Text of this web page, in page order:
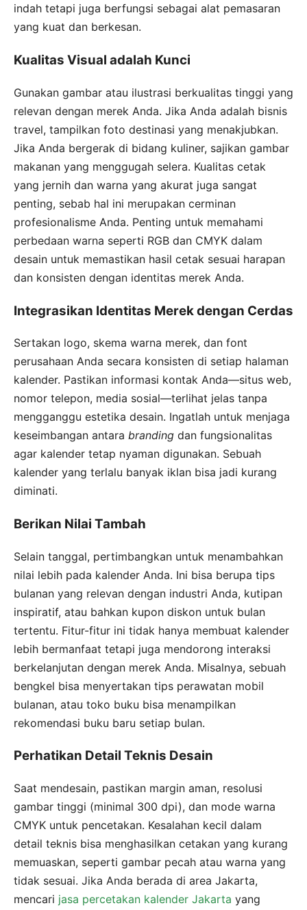
indah tetapi juga berfungsi sebagai alat pemasaran
yang kuat dan berkesan.
Kualitas Visual adalah Kunci
Gunakan gambar atau ilustrasi berkualitas tinggi yang
relevan dengan merek Anda. Jika Anda adalah bisnis
travel, tampilkan foto destinasi yang menakjubkan.
Jika Anda bergerak di bidang kuliner, sajikan gambar
makanan yang menggugah selera. Kualitas cetak
yang jernih dan warna yang akurat juga sangat
penting, sebab hal ini merupakan cerminan
profesionalisme Anda. Penting untuk memahami
perbedaan warna seperti RGB dan CMYK dalam
desain untuk memastikan hasil cetak sesuai harapan
dan konsisten dengan identitas merek Anda.
Integrasikan Identitas Merek dengan Cerdas
Sertakan logo, skema warna merek, dan font
perusahaan Anda secara konsisten di setiap halaman
kalender. Pastikan informasi kontak Anda—situs web,
nomor telepon, media sosial—terlihat jelas tanpa
mengganggu estetika desain. Ingatlah untuk menjaga
keseimbangan antara branding dan fungsionalitas
agar kalender tetap nyaman digunakan. Sebuah
kalender yang terlalu banyak iklan bisa jadi kurang
diminati.
Berikan Nilai Tambah
Selain tanggal, pertimbangkan untuk menambahkan
nilai lebih pada kalender Anda. Ini bisa berupa tips
bulanan yang relevan dengan industri Anda, kutipan
inspiratif, atau bahkan kupon diskon untuk bulan
tertentu. Fitur-fitur ini tidak hanya membuat kalender
lebih bermanfaat tetapi juga mendorong interaksi
berkelanjutan dengan merek Anda. Misalnya, sebuah
bengkel bisa menyertakan tips perawatan mobil
bulanan, atau toko buku bisa menampilkan
rekomendasi buku baru setiap bulan.
Perhatikan Detail Teknis Desain
Saat mendesain, pastikan margin aman, resolusi
gambar tinggi (minimal 300 dpi), dan mode warna
CMYK untuk pencetakan. Kesalahan kecil dalam
detail teknis bisa menghasilkan cetakan yang kurang
memuaskan, seperti gambar pecah atau warna yang
tidak sesuai. Jika Anda berada di area Jakarta,
mencari jasa percetakan kalender Jakarta yang